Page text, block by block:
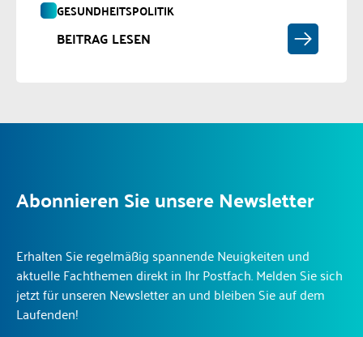
GESUNDHEITSPOLITIK
BEITRAG LESEN
Abonnieren Sie unsere Newsletter
Erhalten Sie regelmäßig spannende Neuigkeiten und
aktuelle Fachthemen direkt in Ihr Postfach. Melden Sie sich
jetzt für unseren Newsletter an und bleiben Sie auf dem
Laufenden!